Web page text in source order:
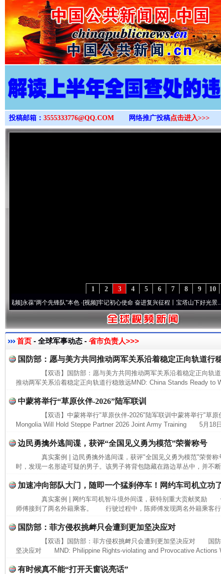
>
投稿邮箱： 3555333776@QQ.COM 网络推广投稿点击进入>>>
10
9
8
7
6
5
4
3
2
1
永葆“两个先锋队”本色·[视频]牢记初心使命 奋进复兴征程丨宝塔山下好光景..·[视频]
首页 - 全球军事动态 - 省市负责人>>>
国防部：愿与美方共同推动两军关系沿着稳定正向轨道行
【双语】国防部：愿与美方共同推动两军关系沿着稳定正向轨
推动两军关系沿着稳定正向轨道行稳致远MND: China Stands Ready to
中蒙将举行“草原伙伴-2026”陆军联训
【双语】中蒙将举行"草原伙伴-2026"陆军联训中蒙将举行"草原
Mongolia Will Hold Steppe Partner 2026 Joint Army Training 5月18
边民勇擒外逃间谍，获评“全国见义勇为模范”荣誉称号
真实案例 | 边民勇擒外逃间谍，获评"全国见义勇为模范"荣誉
时，发现一名形迹可疑的男子。该男子将背包隐藏在路边草丛中，并不
加速冲向部队大门，随即一个猛刹停车！网约车司机立功
真实案例 | 网约车司机智斗境外间谍，获特别重大贡献奖励
师傅接到了两名外籍乘客。 行驶过程中，陈师傅发现两名外籍乘客
国防部：菲方侵权挑衅只会遭到更加坚决应对
【双语】国防部：菲方侵权挑衅只会遭到更加坚决应对 国防
坚决应对 MND: Philippine Rights-violating and Provocative Actions
有时候真不能“打开天窗说亮话”